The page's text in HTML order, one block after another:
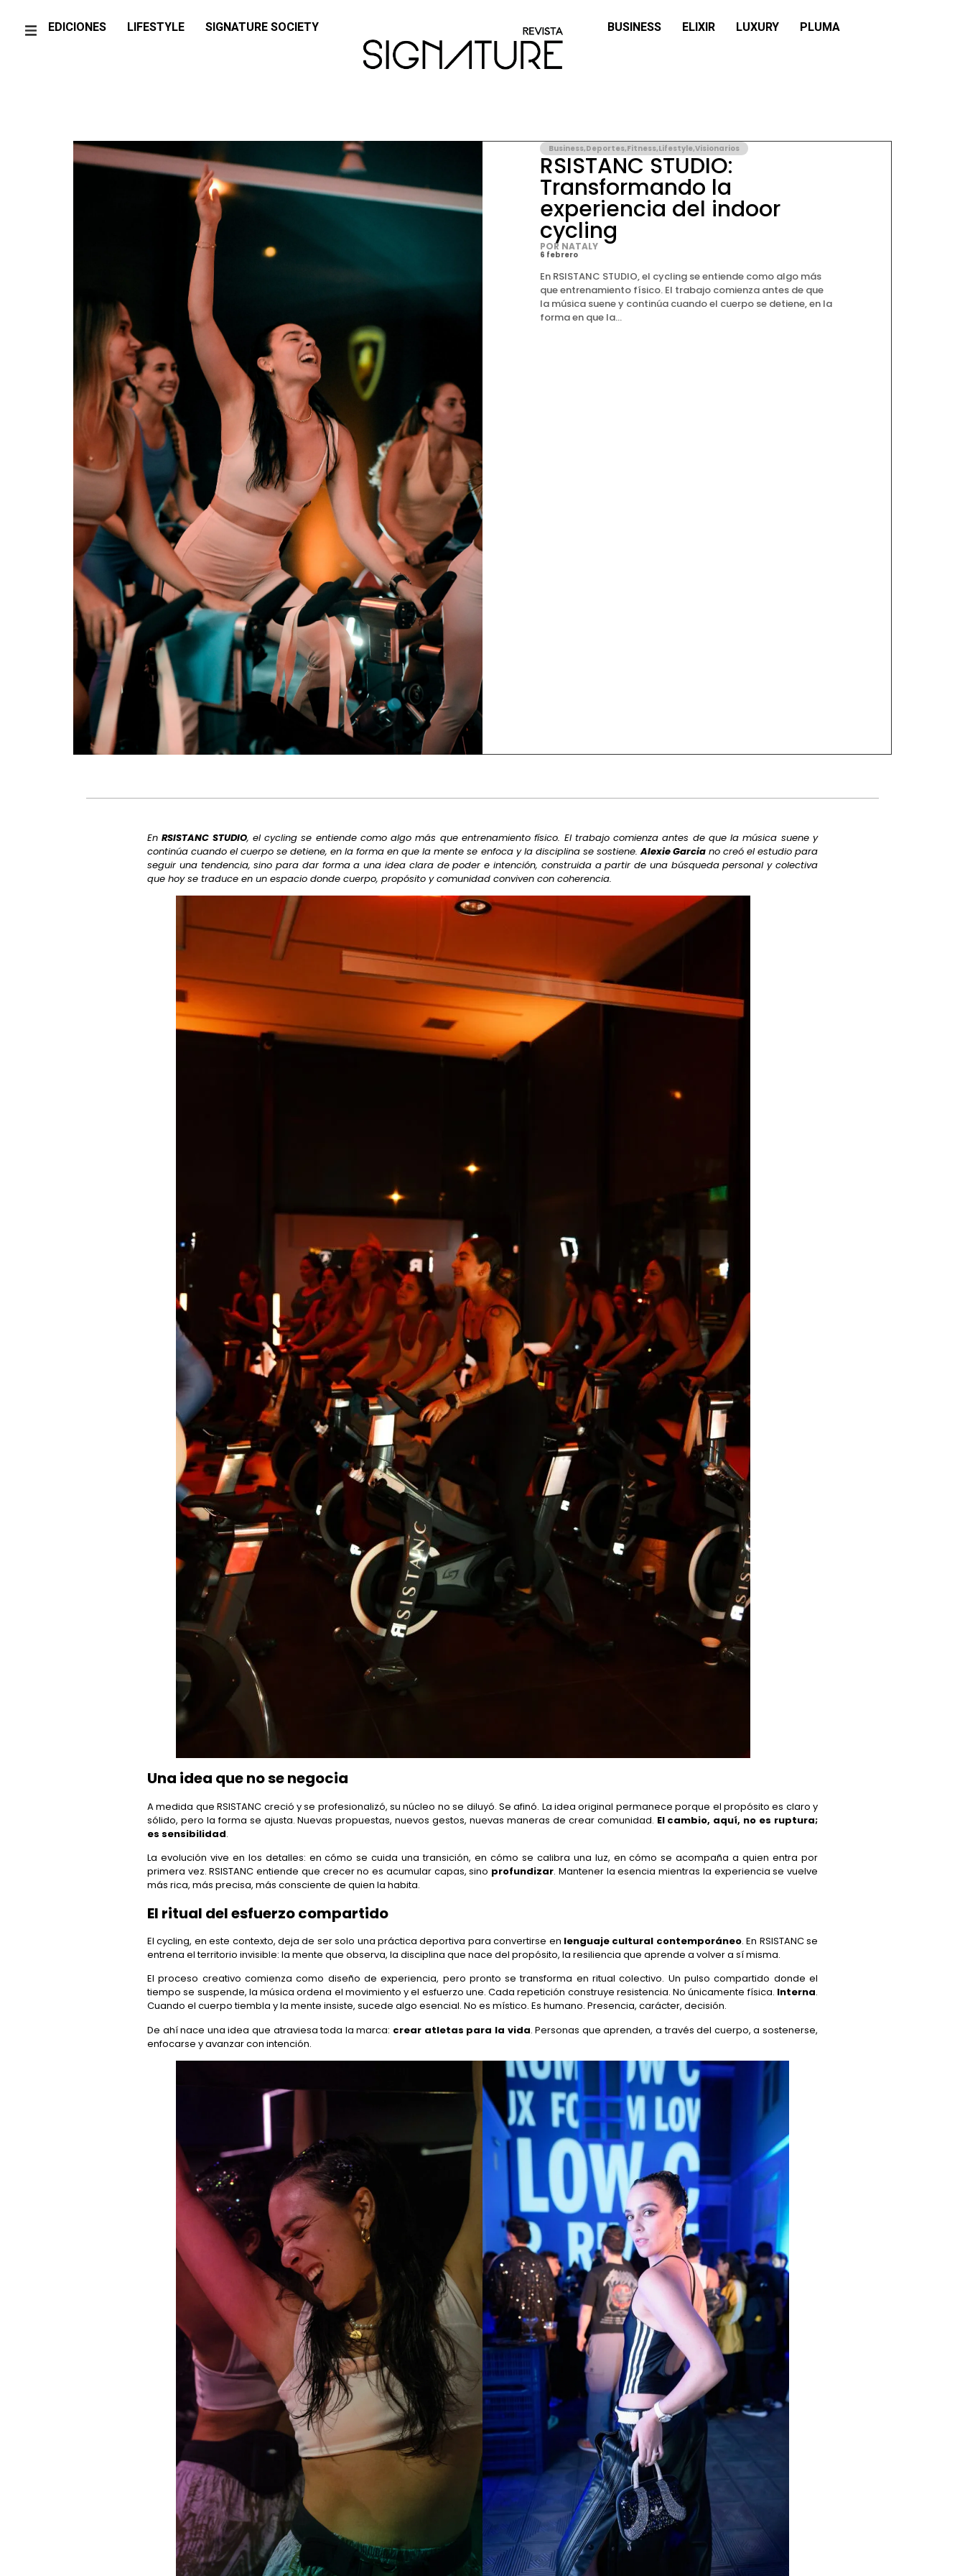
EDICIONES LIFESTYLE SIGNATURE SOCIETY BUSINESS ELIXIR LUXURY PLUMA
Business,Deportes,Fitness,Lifestyle,Visionarios
RSISTANC STUDIO:
Transformando la
experiencia del indoor
cycling
POR NATALY
6 febrero
En RSISTANC STUDIO, el cycling se entiende como algo más
que entrenamiento físico. El trabajo comienza antes de que
la música suene y continúa cuando el cuerpo se detiene, en la
forma en que la...
EnRSISTANC STUDIO, el cycling se entiende como algo más que entrenamiento físico. El trabajo comienza antes de que la música suene y
continúa cuando el cuerpo se detiene, en la forma en que la mente se enfoca y la disciplina se sostiene.Alexie Garciano creó el estudio para
seguir una tendencia, sino para dar forma a una idea clara de poder e intención, construida a partir de una búsqueda personal y colectiva
que hoy se traduce en un espacio donde cuerpo, propósito y comunidad conviven con coherencia.
Una idea que no se negocia
A medida que RSISTANC creció y se profesionalizó, su núcleo no se diluyó. Se afinó. La idea original permanece porque el propósito es claro y
sólido, pero la forma se ajusta. Nuevas propuestas, nuevos gestos, nuevas maneras de crear comunidad. El cambio, aquí, no es ruptura;
es sensibilidad.
La evolución vive en los detalles: en cómo se cuida una transición, en cómo se calibra una luz, en cómo se acompaña a quien entra por
primera vez. RSISTANC entiende que crecer no es acumular capas, sino profundizar. Mantener la esencia mientras la experiencia se vuelve
más rica, más precisa, más consciente de quien la habita.
El ritual del esfuerzo compartido
El cycling, en este contexto, deja de ser solo una práctica deportiva para convertirse en lenguaje cultural contemporáneo. En RSISTANC se
entrena el territorio invisible: la mente que observa, la disciplina que nace del propósito, la resiliencia que aprende a volver a sí misma.
El proceso creativo comienza como diseño de experiencia, pero pronto se transforma en ritual colectivo. Un pulso compartido donde el
tiempo se suspende, la música ordena el movimiento y el esfuerzo une. Cada repetición construye resistencia. No únicamente física. Interna.
Cuando el cuerpo tiembla y la mente insiste, sucede algo esencial. No es místico. Es humano. Presencia, carácter, decisión.
De ahí nace una idea que atraviesa toda la marca: crear atletas para la vida. Personas que aprenden, a través del cuerpo, a sostenerse,
enfocarse y avanzar con intención.